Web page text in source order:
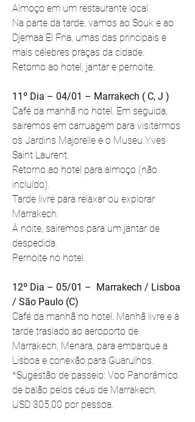
Almoço em um restaurante local.
Na parte da tarde, vamos ao Souk e ao
Djemaa El Fna, umas das principais e
mais célebres praças da cidade.
Retorno ao hotel, jantar e pernoite.
11º Dia – 04/01 – Marrakech ( C, J )
Café da manhã no hotel. Em seguida,
sairemos em carruagem para visitarmos
os Jardins Majorelle e o Museu Yves
Saint Laurent.
Retorno ao hotel para almoço (não
incluído).
Tarde livre para relaxar ou explorar
Marrakech.
À noite, sairemos para um jantar de
despedida.
Pernoite no hotel.
12º Dia – 05/01 –  Marrakech / Lisboa
/ São Paulo (C)
Café da manhã no hotel. Manhã livre e à
tarde traslado ao aeroporto de
Marrakech, Menara, para embarque a
Lisboa e conexão para Guarulhos.
*Sugestão de passeio: Voo Panorâmico
de balão pelos céus de Marrakech.
USD 305,00 por pessoa.